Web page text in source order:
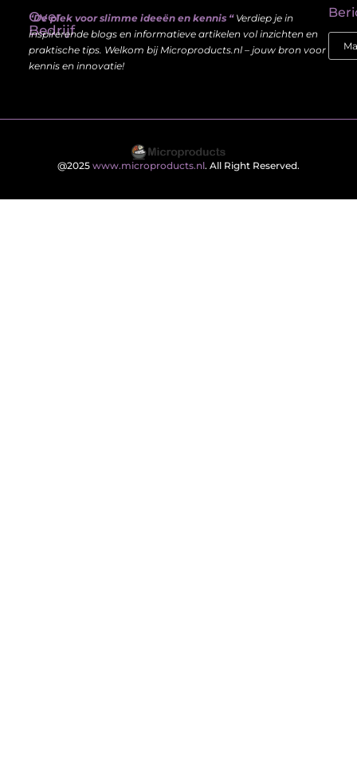
Over
Bedrijf
“De plek voor slimme ideeën en kennis “Verdiep je in
inspirerende blogs en informatieve artikelen vol inzichten en
praktische tips. Welkom bij Microproducts.nl – jouw bron voor
kennis en innovatie!
@2025 www.microproducts.nl. All Right Reserved.